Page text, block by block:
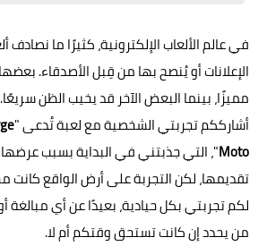
في عالم الألعاب الإلكترونية، كثيرًا ما نصادف
الإعلانات أو يُنصح بها من قِبل الأصدقاء.
مميزًا، بينما البعض الآخر قد يخيب الظن
أشارككم تجربتي الشخصية مع لعبة تُدعى "
Moto"، التي جذبتني في البداية بسبب
تقديمها، لكن التجربة على أرض الواقع كانت
لكم تجربتي بكل حيادية، بعيدًا عن أي مبالغة
من يحدد إن كانت تستحق وقتكم أم لا.